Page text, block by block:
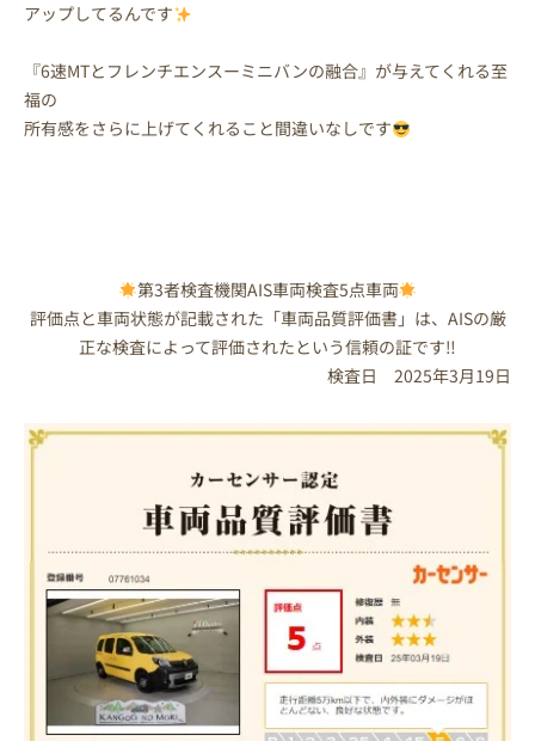
アップしてるんです
『6速MTとフレンチエンスーミニバンの融合』が与えてくれる至
福の
所有感をさらに上げてくれること間違いなしです
第3者検査機関AIS車両検査5点車両
評価点と車両状態が記載された「車両品質評価書」は、AISの厳
正な検査によって評価されたという信頼の証です‼
検査日 2025年3月19日